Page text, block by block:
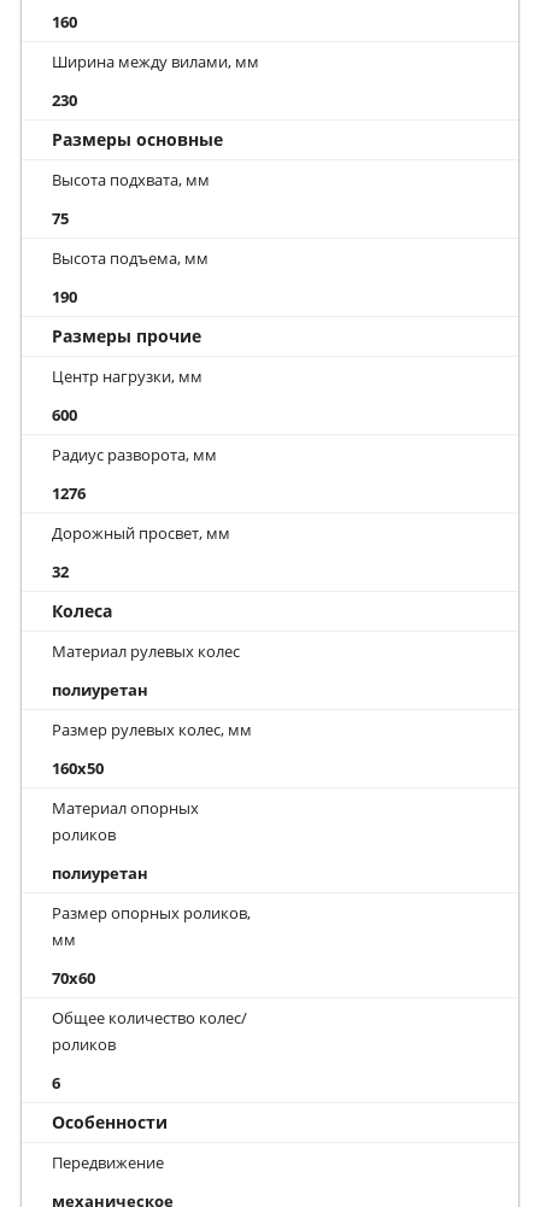
160
Ширина между вилами, мм
230
Размеры основные
Высота подхвата, мм
75
Высота подъема, мм
190
Размеры прочие
Центр нагрузки, мм
600
Радиус разворота, мм
1276
Дорожный просвет, мм
32
Колеса
Материал рулевых колес
полиуретан
Размер рулевых колес, мм
160x50
Материал опорных
роликов
полиуретан
Размер опорных роликов,
мм
70x60
Общее количество колес/
роликов
6
Особенности
Передвижение
механическое